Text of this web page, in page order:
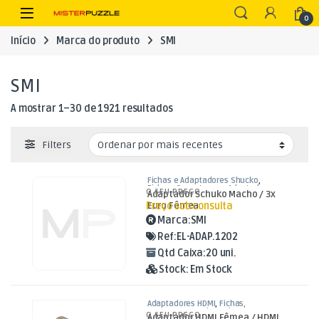
Skip to navigation
Skip to content
Open 0
Início Marca do produto SMI
SMI
A mostrar 1–30 de 1921 resultadosOrdenado por mais recentes
Filters
Fichas e Adaptadores Shucko,
Fichas, Conectores e Adaptadores
Adaptador Schuko Macho / 3x
Euro Fêmea
O SEU PREÇO
Preço sob consulta
Marca:SMI
Ref:EL-ADAP.1202
Qtd Caixa:20 uni.
Stock: Em Stock
Adaptadores HDMI,Fichas,
Conectores e Adaptadores
O SEU PREÇO